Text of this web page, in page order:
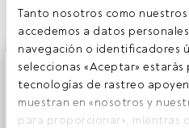
Tanto nosotros como nuestros
accedemos a datos
navegación o identificadores
seleccionas «Aceptar»
tecnologías de rastreo
muestran en «nosotros y
para proporcionar», mientras
Este es un artículo exclusivo
de FundsPeople. Si ya estás
botón Login. Si aún no tienes
registrarte y disfrutar de